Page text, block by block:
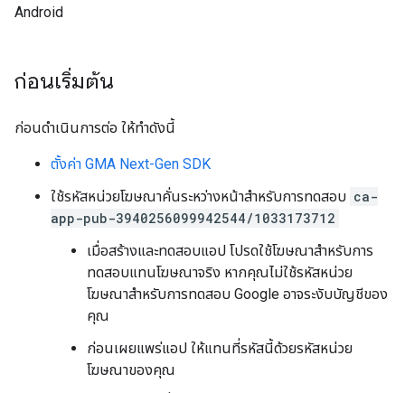
Android
ก่อนเริ่มต้น
ก่อนดำเนินการต่อ ให้ทำดังนี้
ตั้งค่า GMA Next-Gen SDK
ใช้รหัสหน่วยโฆษณาคั่นระหว่างหน้าสำหรับการทดสอบ ca-
app-pub-3940256099942544/1033173712
เมื่อสร้างและทดสอบแอป โปรดใช้โฆษณาสำหรับการ
ทดสอบแทนโฆษณาจริง หากคุณไม่ใช้รหัสหน่วย
โฆษณาสำหรับการทดสอบ Google อาจระงับบัญชีของ
คุณ
ก่อนเผยแพร่แอป ให้แทนที่รหัสนี้ด้วยรหัสหน่วย
โฆษณาของคุณ